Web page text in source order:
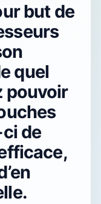
but de
quel
pouvoir
de